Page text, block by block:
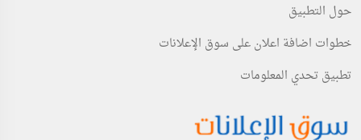
حول التطبيق
خطوات اضافة اعلان على سوق الإعلانات
تطبيق تحدي المعلومات